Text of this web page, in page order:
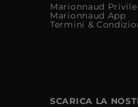
Marionnaud
Marionnaud App
Termini &
SCARICA LA